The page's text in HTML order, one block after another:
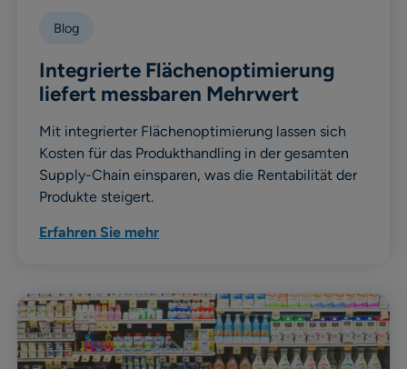
Blog
Integrierte Flächenoptimierung
liefert messbaren Mehrwert
Mit integrierter Flächenoptimierung lassen sich
Kosten für das Produkthandling in der gesamten
Supply-Chain einsparen, was die Rentabilität der
Produkte steigert.
Erfahren Sie mehr